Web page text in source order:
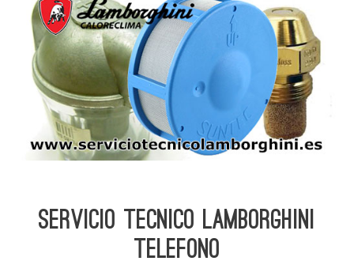
Servicio Tecnico Lamborghini
telefono